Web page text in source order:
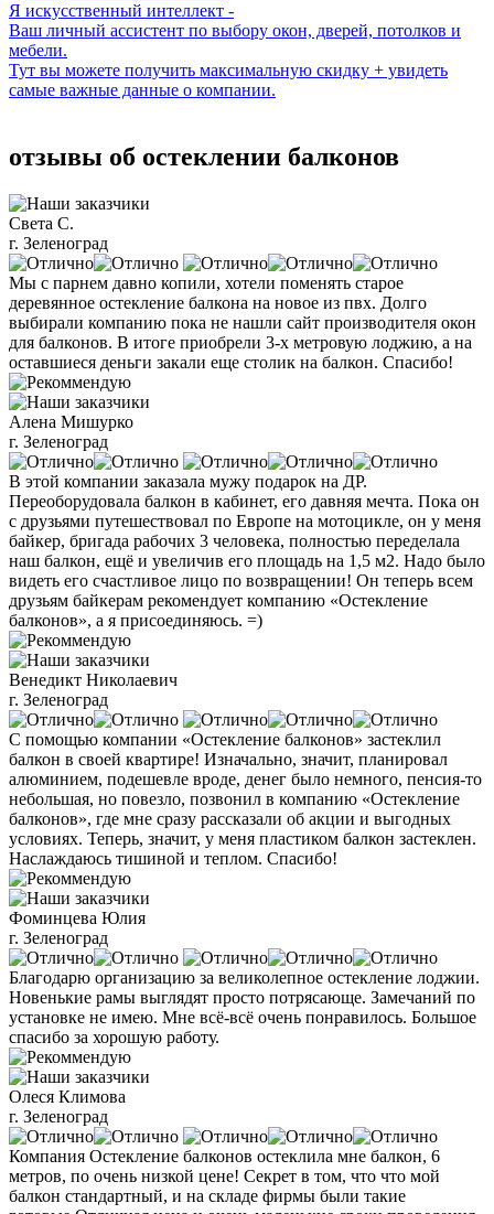
Я искусственный интеллект -
Ваш личный ассистент по выбору окон, дверей, потолков и
мебели.
Тут вы можете получить максимальную скидку + увидеть
самые важные данные о компании.
отзывы об остеклении балконов
Света С.
г. Зеленоград
Мы с парнем давно копили, хотели поменять старое
деревянное остекление балкона на новое из пвх. Долго
выбирали компанию пока не нашли сайт производителя окон
для балконов. В итоге приобрели 3-х метровую лоджию, а на
оставшиеся деньги закали еще столик на балкон. Спасибо!
Алена Мишурко
г. Зеленоград
В этой компании заказала мужу подарок на ДР.
Переоборудовала балкон в кабинет, его давняя мечта. Пока он
с друзьями путешествовал по Европе на мотоцикле, он у меня
байкер, бригада рабочих 3 человека, полностью переделала
наш балкон, ещё и увеличив его площадь на 1,5 м2. Надо было
видеть его счастливое лицо по возвращении! Он теперь всем
друзьям байкерам рекомендует компанию «Остекление
балконов», а я присоединяюсь. =)
Венедикт Николаевич
г. Зеленоград
С помощью компании «Остекление балконов» застеклил
балкон в своей квартире! Изначально, значит, планировал
алюминием, подешевле вроде, денег было немного, пенсия-то
небольшая, но повезло, позвонил в компанию «Остекление
балконов», где мне сразу рассказали об акции и выгодных
условиях. Теперь, значит, у меня пластиком балкон застеклен.
Наслаждаюсь тишиной и теплом. Спасибо!
Фоминцева Юлия
г. Зеленоград
Благодарю организацию за великолепное остекление лоджии.
Новенькие рамы выглядят просто потрясающе. Замечаний по
установке не имею. Мне всё-всё очень понравилось. Большое
спасибо за хорошую работу.
Олеся Климова
г. Зеленоград
Компания Остекление балконов остеклила мне балкон, 6
метров, по очень низкой цене! Секрет в том, что что мой
балкон стандартный, и на складе фирмы были такие